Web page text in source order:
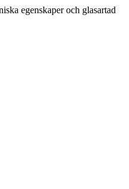
egenskaper och glasartad